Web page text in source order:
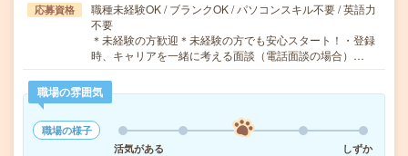
応募資格
職種未経験OK / ブランクOK / パソコンスキル不要 / 英語力
不要
＊未経験の方歓迎＊未経験の方でも安心スタート！・登録
時、キャリアを一緒に考える面談（電話面談の場合）…
職場の雰囲気
職場の様子
活気がある
しずか